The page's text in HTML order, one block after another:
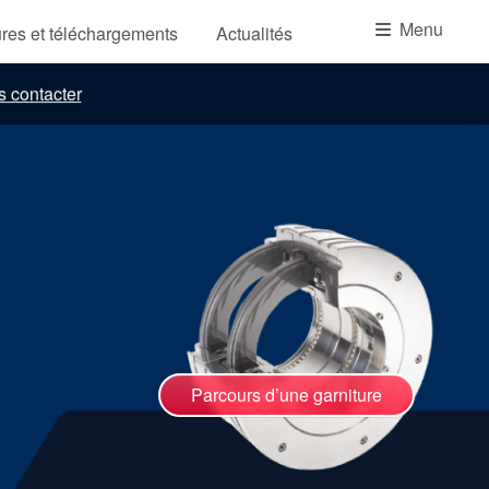
et téléchargements Actualités Menu
contacter
Parcours d’une garniture